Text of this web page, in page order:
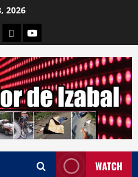
2026
Internacional
Canal
WATCH